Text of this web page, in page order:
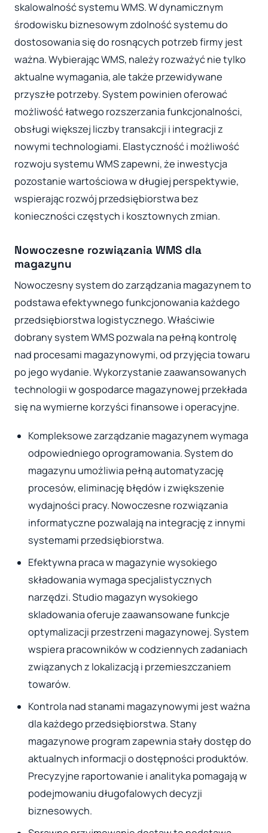
skalowalność systemu WMS. W dynamicznym
środowisku biznesowym zdolność systemu do
dostosowania się do rosnących potrzeb firmy jest
ważna. Wybierając WMS, należy rozważyć nie tylko
aktualne wymagania, ale także przewidywane
przyszłe potrzeby. System powinien oferować
możliwość łatwego rozszerzania funkcjonalności,
obsługi większej liczby transakcji i integracji z
nowymi technologiami. Elastyczność i możliwość
rozwoju systemu WMS zapewni, że inwestycja
pozostanie wartościowa w długiej perspektywie,
wspierając rozwój przedsiębiorstwa bez
konieczności częstych i kosztownych zmian.
Nowoczesne rozwiązania WMS dla
magazynu
Nowoczesny system do zarządzania magazynem to
podstawa efektywnego funkcjonowania każdego
przedsiębiorstwa logistycznego. Właściwie
dobrany system WMS pozwala na pełną kontrolę
nad procesami magazynowymi, od przyjęcia towaru
po jego wydanie. Wykorzystanie zaawansowanych
technologii w gospodarce magazynowej przekłada
się na wymierne korzyści finansowe i operacyjne.
Kompleksowe zarządzanie magazynem wymaga
odpowiedniego oprogramowania. System do
magazynu umożliwia pełną automatyzację
procesów, eliminację błędów i zwiększenie
wydajności pracy. Nowoczesne rozwiązania
informatyczne pozwalają na integrację z innymi
systemami przedsiębiorstwa.
Efektywna praca w magazynie wysokiego
składowania wymaga specjalistycznych
narzędzi. Studio magazyn wysokiego
skladowania oferuje zaawansowane funkcje
optymalizacji przestrzeni magazynowej. System
wspiera pracowników w codziennych zadaniach
związanych z lokalizacją i przemieszczaniem
towarów.
Kontrola nad stanami magazynowymi jest ważna
dla każdego przedsiębiorstwa. Stany
magazynowe program zapewnia stały dostęp do
aktualnych informacji o dostępności produktów.
Precyzyjne raportowanie i analityka pomagają w
podejmowaniu długofalowych decyzji
biznesowych.